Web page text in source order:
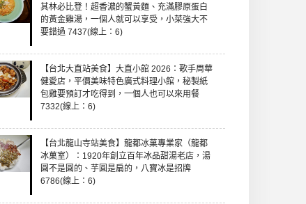
其林必比登！超香濃的蟹黃麵、充滿膠原蛋白
的黃金雞湯，一個人就可以享受，小菜強大不
要錯過 7437(線上：6)
【台北大直站美食】大直小館 2026：歌手周華
健愛店，平價美味特色廣式料理小館，秘製紙
包雞要預訂才吃得到，一個人也可以來用餐
7332(線上：6)
【台北龍山寺站美食】龍都冰菓專業家（龍都
冰菓室）：1920年創立百年冰品甜湯老店，湯
圓不是圓的、芋圓是扁的，八寶冰是招牌
6786(線上：6)